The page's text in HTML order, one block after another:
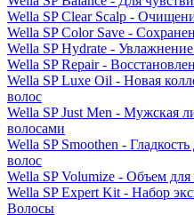
Wella SP Clear Scalp -
Wella SP Color Save -
Wella SP Hydrate -
Wella SP Repair -
Wella SP Luxe Oil - Новая
волос
Wella SP Just Men - Мужская
волосами
Wella SP Smoothen -
волос
Wella SP Volumize - Объем для
Wella SP Expert Kit - Набор
Волосы